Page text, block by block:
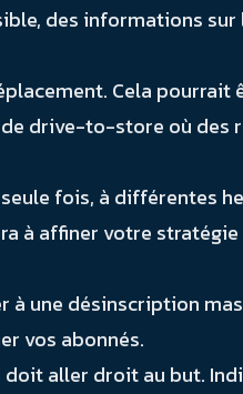
des informations
Cela pourrait
drive-to-store où des
fois, à différentes
à affiner votre
à une désinscription
vos abonnés.
doit aller droit au but.